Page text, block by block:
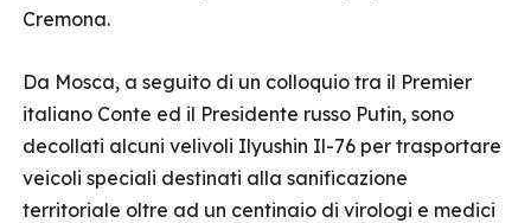
Cremona.
Da Mosca, a seguito di un colloquio tra il Premier
italiano Conte ed il Presidente russo Putin, sono
decollati alcuni velivoli Ilyushin Il-76 per trasportare
veicoli speciali destinati alla sanificazione
territoriale oltre ad un centinaio di virologi e medici